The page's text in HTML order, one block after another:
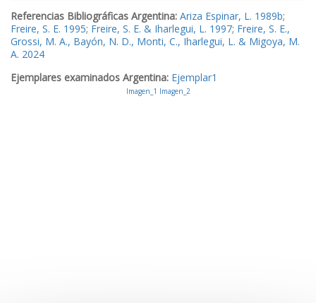
Referencias Bibliográficas Argentina: Ariza Espinar, L. 1989b;
Freire, S. E. 1995; Freire, S. E. & Iharlegui, L. 1997; Freire, S. E.,
Grossi, M. A., Bayón, N. D., Monti, C., Iharlegui, L. & Migoya, M.
A. 2024
Ejemplares examinados Argentina: Ejemplar1
Imagen_1 Imagen_2